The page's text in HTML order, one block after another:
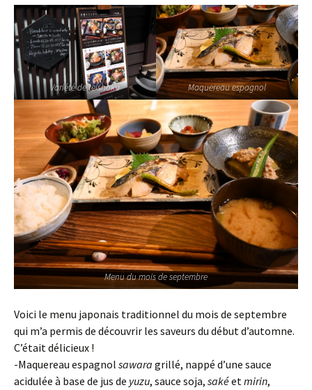
Variété de teishoku Maquereau espagnol
Menu du mois de septembre
Voici le menu japonais traditionnel du mois de septembre
qui m’a permis de découvrir les saveurs du début d’automne.
C’était délicieux !
-Maquereau espagnol sawara grillé, nappé d’une sauce
acidulée à base de jus de yuzu, sauce soja, sakéetmirin,